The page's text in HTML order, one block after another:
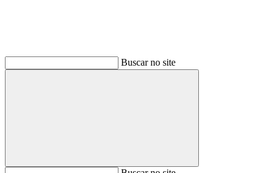
Buscar no site
Buscar